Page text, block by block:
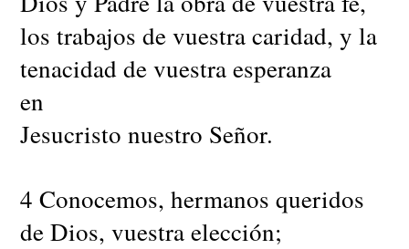
los trabajos de vuestra caridad, y la
tenacidad de vuestra esperanza
en
Jesucristo nuestro Señor.
4 Conocemos, hermanos queridos
de Dios, vuestra elección;